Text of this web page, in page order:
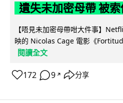
遺失未加密母帶 被
【唔見未加密母帶咁大件事】
映的 Nicolas Cage 電影《
閱讀全文
172 9 ↗ 分享